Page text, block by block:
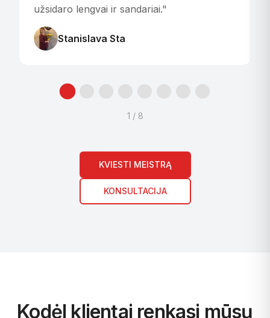
užsidaro lengvai ir sandariai."
Stanislava Sta
1 / 8
KVIESTI MEISTRĄ
KONSULTACIJA
Kodėl klientai renkasi mūsų